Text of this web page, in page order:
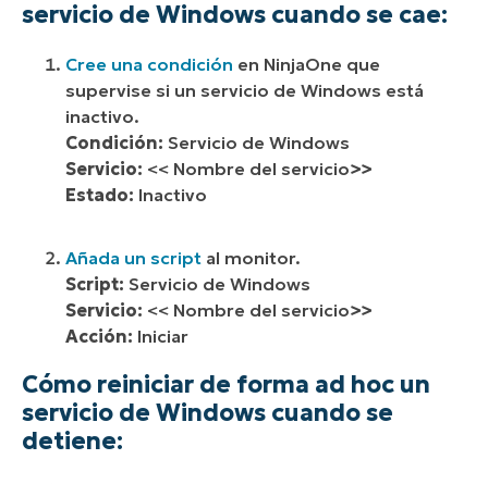
servicio de Windows cuando se cae:
Cree una condición en NinjaOne que
supervise si un servicio de Windows está
inactivo.
Condición: Servicio de Windows
Servicio: << Nombre del servicio>>
Estado: Inactivo
Añada un script al monitor.
Script: Servicio de Windows
Servicio: << Nombre del servicio>>
Acción: Iniciar
Cómo reiniciar de forma ad hoc un
servicio de Windows cuando se
detiene: